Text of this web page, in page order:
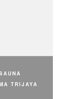
TRIJAYA